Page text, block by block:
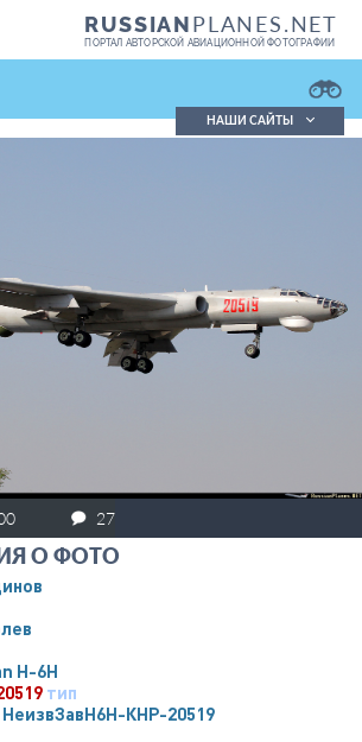
RUSSIANPLANES.NET
ПОРТАЛ АВТОРСКОЙ АВИАЦИОННОЙ ФОТОГРАФИИ
НАШИ САЙТЫ
27
О ФОТО
H-6H
тип
НеизвЗавH6H-КНР-20519